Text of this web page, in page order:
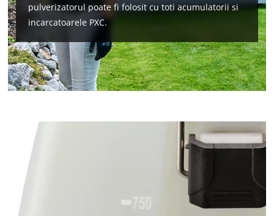
pulverizatorul poate fi folosit cu toti acumulatorii si
incarcatoarele PXC.